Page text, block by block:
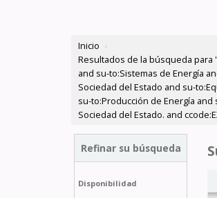
Inicio ›
Resultados de la búsqueda para
and su-to:Sistemas de Energía
Sociedad del Estado and su-
su-to:Producción de Energía and
Sociedad del Estado. and
Refinar su búsqueda
Disponibilidad